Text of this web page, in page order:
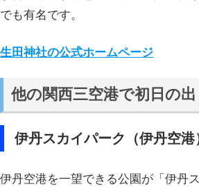
でも有名です。
生田神社の公式ホームページ
他の関西三空港で初日の出
伊丹スカイパーク（伊丹空港
伊丹空港を一望できる公園が「伊丹